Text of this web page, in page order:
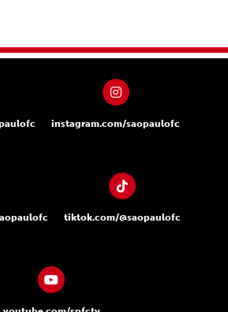
instagram.com/saopaulofc
tiktok.com/@saopaulofc